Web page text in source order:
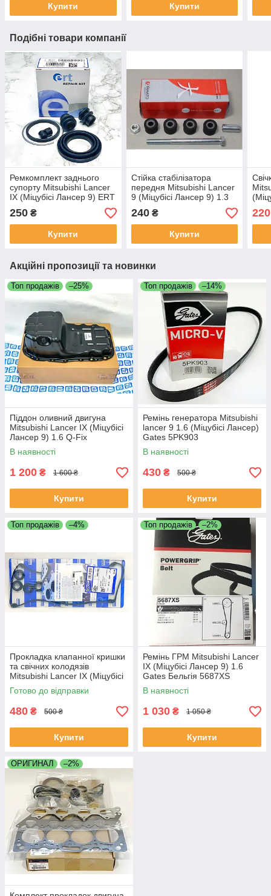
Купити Купити
Подібні товари компанії
Ремкомплект заднього
супорту Mitsubishi Lancer
IX (Міцубісі Лансер 9) ERT
Іспанія 40869
250 ₴
Купити
Стійка стабілізатора
передня Mitsubishi Lancer
9 (Міцубісі Лансер 9) 1.3
1.6 2.0 J65020 Yamato
240₴
Купити
220
Акційні пропозиції та новинки
Топ продажів –25%
Піддон оливний двигуна
Mitsubishi Lancer IX (Міцубісі
Лансер 9) 1.6 Q-Fix
Нідерланди MD371776
В наявності
1 200 ₴ 1 600 ₴
Купити
Топ продажів –14%
Ремінь генератора Mitsubishi
lancer 9 1.6 (Міцубісі Лансер)
Gates 5PK903
В наявності
430 ₴ 500 ₴
Купити
Топ продажів –4%
Прокладка клапанної кришки
та свічних колодязів
Mitsubishi Lancer IX (Міцубісі
Лансер 9) 1.6 Ajusa 56031900
Готово до відправки
480 ₴ 500 ₴
Купити
Топ продажів –2%
Ремінь ГРМ Mitsubishi Lancer
IX (Міцубісі Лансер 9) 1.6
Gates Бельгія 5687XS
В наявності
1 030 ₴ 1 050 ₴
Купити
ОРИГИНАЛ –2%